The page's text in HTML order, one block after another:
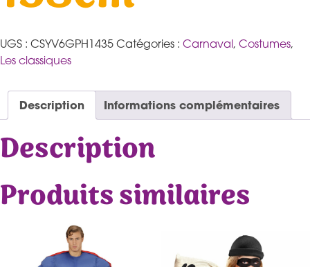
UGS : CSYV6GPH1435 Catégories : Carnaval, Costumes,
Les classiques
Description Informations complémentaires
Description
Produits similaires